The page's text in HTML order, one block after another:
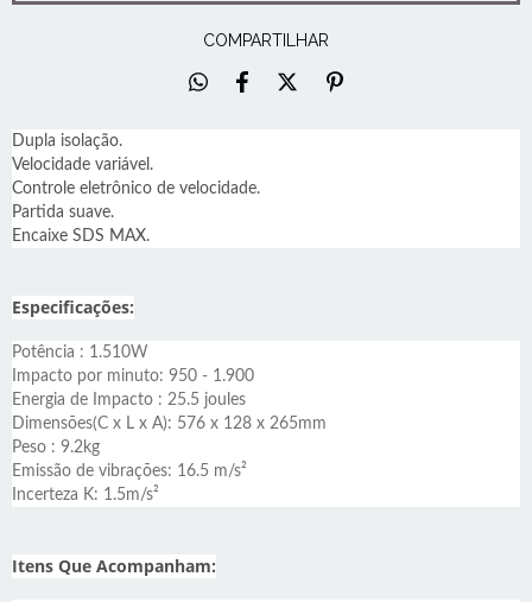
COMPARTILHAR
Dupla isolação.
Velocidade variável.
Controle eletrônico de velocidade.
Partida suave.
Encaixe SDS MAX.
Especificações:
Potência : 1.510W
Impacto por minuto: 950 - 1.900
Energia de Impacto : 25.5 joules
Dimensões(C x L x A): 576 x 128 x 265mm
Peso : 9.2kg
Emissão de vibrações: 16.5 m/s²
Incerteza K: 1.5m/s²
Itens Que Acompanham: